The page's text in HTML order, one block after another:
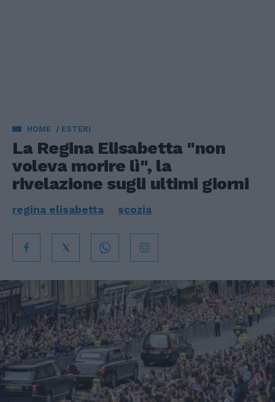
HOME ESTERI
La Regina Elisabetta "non
voleva morire lì", la
rivelazione sugli ultimi giorni
regina elisabetta scozia